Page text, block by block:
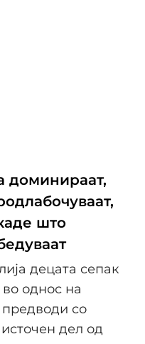
доминираат,
што
децата сепак
однос на
со
дел од